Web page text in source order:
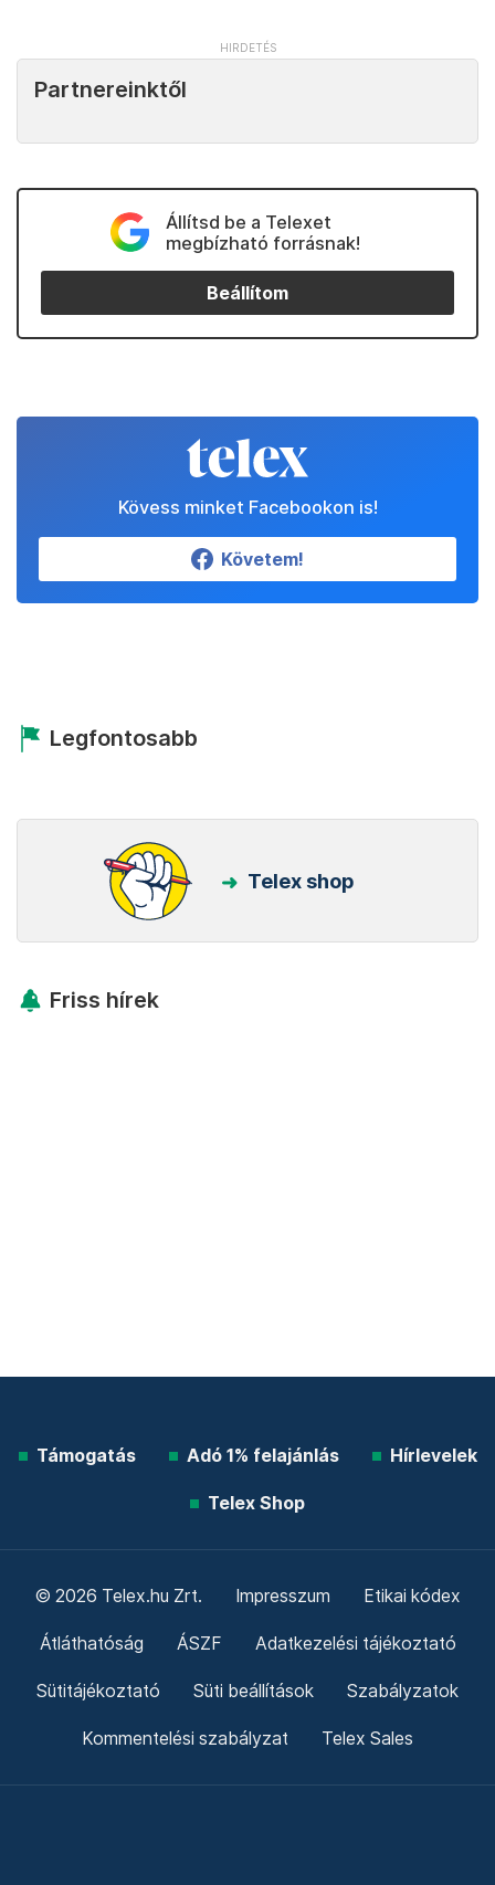
Partnereinktől
Állítsd be a Telexet
megbízható forrásnak!
Beállítom
Kövess minket Facebookon is!
Követem!
Legfontosabb
Telex shop
Friss hírek
Támogatás Adó 1% felajánlás Hírlevelek
Telex Shop
© 2026 Telex.hu Zrt. Impresszum Etikai kódex
Átláthatóság ÁSZF Adatkezelési tájékoztató
Sütitájékoztató Süti beállítások Szabályzatok
Kommentelési szabályzat Telex Sales